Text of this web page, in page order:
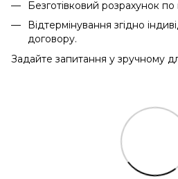
Безготівковий розрахунок
Відтермінування згідно
договору.
Задайте запитання у зручному